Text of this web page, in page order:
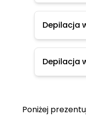
Depilacja
Depilacja
Poniżej